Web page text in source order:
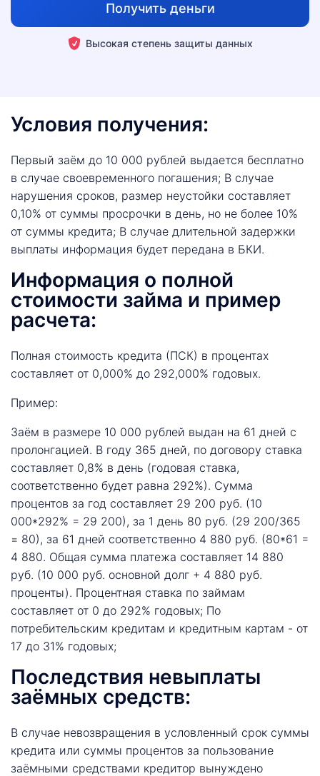
Получить деньги
Высокая степень защиты данных
Условия получения:
Первый заём до 10 000 рублей выдается бесплатно
в случае своевременного погашения; В случае
нарушения сроков, размер неустойки составляет
0,10% от суммы просрочки в день, но не более 10%
от суммы кредита; В случае длительной задержки
выплаты информация будет передана в БКИ.
Информация о полной
стоимости займа и пример
расчета:
Полная стоимость кредита (ПСК) в процентах
составляет от 0,000% до 292,000% годовых.
Пример:
Заём в размере 10 000 рублей выдан на 61 дней с
пролонгацией. В году 365 дней, по договору ставка
составляет 0,8% в день (годовая ставка,
соответственно будет равна 292%). Сумма
процентов за год составляет 29 200 руб. (10
000*292% = 29 200), за 1 день 80 руб. (29 200/365
= 80), за 61 дней соответственно 4 880 руб. (80*61 =
4 880. Общая сумма платежа составляет 14 880
руб. (10 000 руб. основной долг + 4 880 руб.
проценты). Процентная ставка по займам
составляет от 0 до 292% годовых; По
потребительским кредитам и кредитным картам - от
17 до 31% годовых;
Последствия невыплаты
заёмных средств:
В случае невозвращения в условленный срок суммы
кредита или суммы процентов за пользование
заёмными средствами кредитор вынуждено